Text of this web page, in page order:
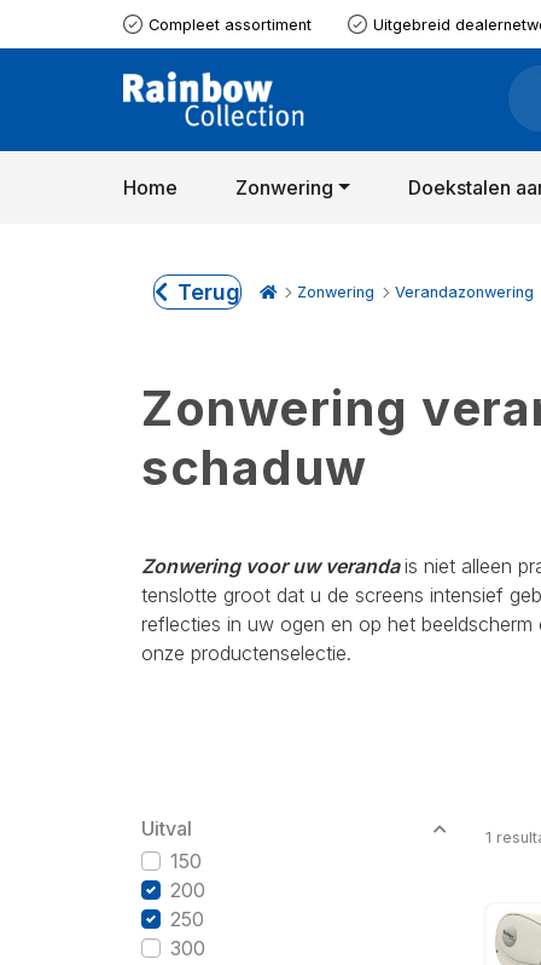
Compleet assortiment Uitgebreid
Home Zonwering Doekstalen
Terug Zonwering Verandazonwering
Zonwering
schaduw
Zonwering voor uw verandais niet alleen
tenslotte groot dat u de screens intensief
reflecties in uw ogen en op het
onze productenselectie.
Uitval
150
200
250
300
1